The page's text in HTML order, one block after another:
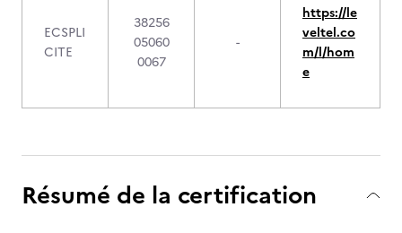
ECSPLI
CITE
38256
05060
0067
-
https://le
veltel.co
m/l/hom
e
Résumé de la certification